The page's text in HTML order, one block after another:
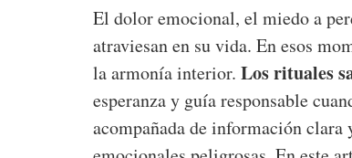
El dolor emocional, el miedo a
atraviesan en su vida. En esos
la armonía interior. Los rituales
esperanza y guía responsable
acompañada de información clara